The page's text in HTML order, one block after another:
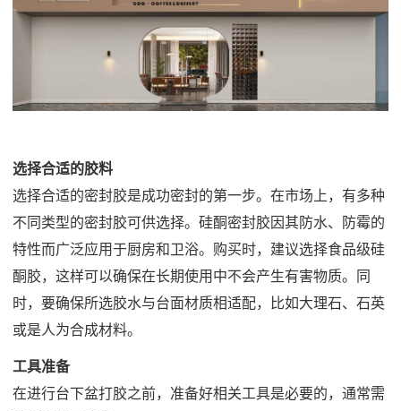
选择合适的胶料
选择合适的密封胶是成功密封的第一步。在市场上，有多种
不同类型的密封胶可供选择。硅酮密封胶因其防水、防霉的
特性而广泛应用于厨房和卫浴。购买时，建议选择食品级硅
酮胶，这样可以确保在长期使用中不会产生有害物质。同
时，要确保所选胶水与台面材质相适配，比如大理石、石英
或是人为合成材料。
工具准备
在进行台下盆打胶之前，准备好相关工具是必要的，通常需